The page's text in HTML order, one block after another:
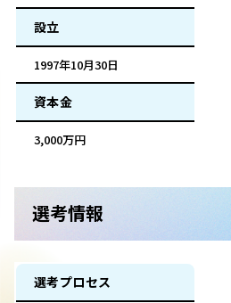
設立
1997年10月30日
資本金
3,000万円
選考情報
選考プロセス